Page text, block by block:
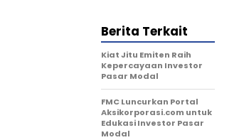
Berita Terkait
Kiat Jitu Emiten Raih
Kepercayaan Investor
Pasar Modal
FMC Luncurkan Portal
Aksikorporasi.com untuk
Edukasi Investor Pasar
Modal